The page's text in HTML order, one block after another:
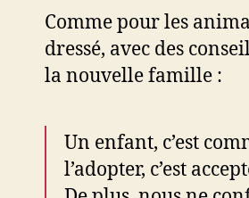
Comme pour les
dressé, avec des
la nouvelle famille :
Un enfant, c’est
l’adopter, c’est